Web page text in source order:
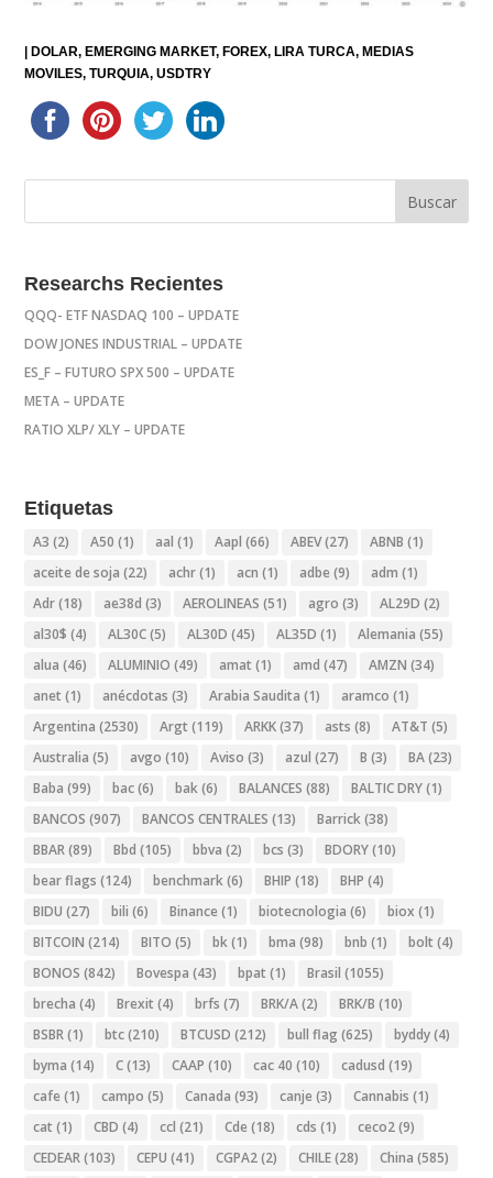
|DOLAR EMERGING MARKET FOREX LIRA TURCA MEDIAS
MOVILES TURQUIA USDTRY
Researchs Recientes
QQQ- ETF NASDAQ 100 – UPDATE
DOW JONES INDUSTRIAL – UPDATE
ES_F – FUTURO SPX 500 – UPDATE
META – UPDATE
RATIO XLP/ XLY – UPDATE
Etiquetas
A3 (2) A50 (1) aal (1) Aapl (66) ABEV(27) ABNB (1)
aceite de soja (22) achr(1) acn (1) adbe (9) adm (1)
Adr(18) ae38d (3) AEROLINEAS (51) agro (3) AL29D (2)
al30$ (4) AL30C(5) AL30D (45) AL35D (1) Alemania (55)
alua (46) ALUMINIO (49) amat (1) amd (47) AMZN (34)
anet (1) anécdotas (3) Arabia Saudita (1) aramco (1)
Argentina (2530) Argt (119) ARKK(37) asts (8) AT&T (5)
Australia (5) avgo (10) Aviso (3) azul (27) B (3) BA(23)
Baba (99) bac(6) bak(6) BALANCES (88) BALTIC DRY(1)
BANCOS (907) BANCOS CENTRALES (13) Barrick(38)
BBAR(89) Bbd (105) bbva (2) bcs (3) BDORY(10)
bear flags (124) benchmark(6) BHIP (18) BHP (4)
BIDU (27) bili (6) Binance (1) biotecnologia (6) biox (1)
BITCOIN (214) BITO (5) bk(1) bma (98) bnb (1) bolt (4)
BONOS (842) Bovespa (43) bpat (1) Brasil (1055)
brecha (4) Brexit (4) brfs (7) BRK/A(2) BRK/B (10)
BSBR(1) btc(210) BTCUSD (212) bull flag (625) byddy(4)
byma (14) C(13) CAAP (10) cac 40 (10) cadusd (19)
cafe (1) campo (5) Canada (93) canje (3) Cannabis (1)
cat (1) CBD (4) ccl (21) Cde (18) cds (1) ceco2(9)
CEDEAR(103) CEPU (41) CGPA2(2) CHILE(28) China (585)